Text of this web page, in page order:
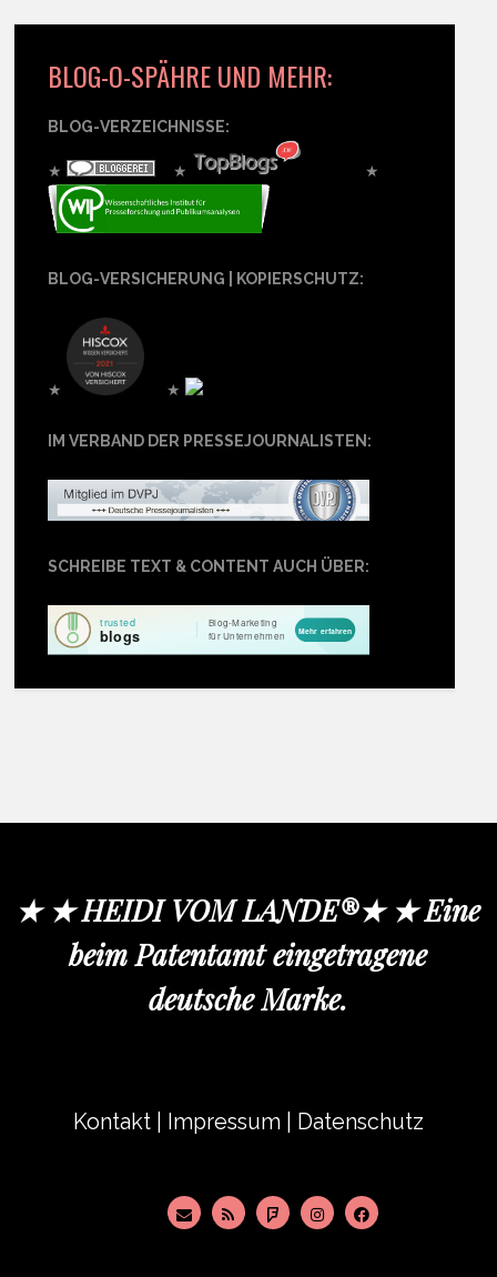
BLOG-O-SPÄHRE UND MEHR:
BLOG-VERZEICHNISSE:
★ ★ ★
BLOG-VERSICHERUNG | KOPIERSCHUTZ:
★ ★
IM VERBAND DER PRESSEJOURNALISTEN:
SCHREIBE TEXT & CONTENT AUCH ÜBER:
★ ★ HEIDI VOM LANDE®★ ★ Eine
beim Patentamt eingetragene
deutsche Marke.
Kontakt Impressum Datenschutz